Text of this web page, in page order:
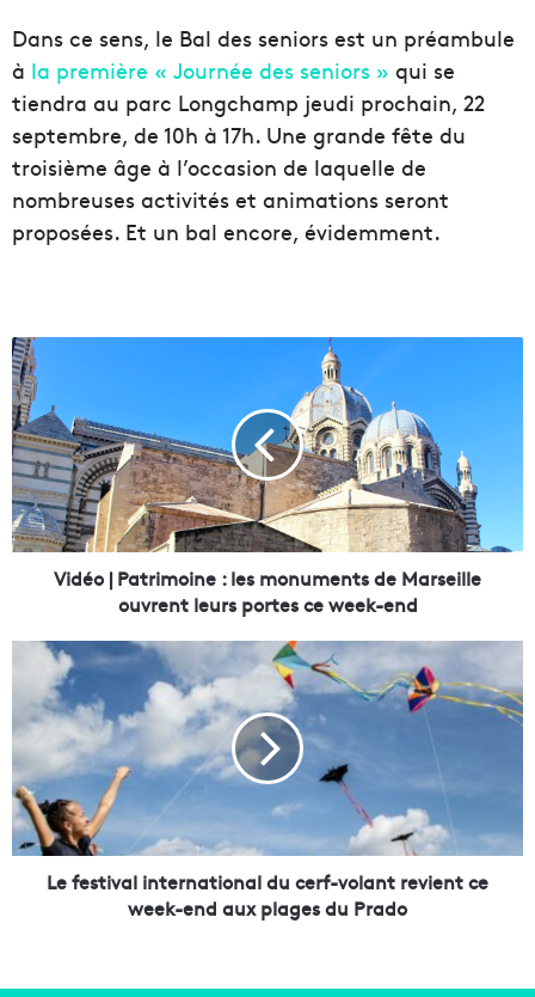
Dans ce sens, le Bal des seniors est un préambule
à la première « Journée des seniors » qui se
tiendra au parc Longchamp jeudi prochain, 22
septembre, de 10h à 17h. Une grande fête du
troisième âge à l’occasion de laquelle de
nombreuses activités et animations seront
proposées. Et un bal encore, évidemment.
V
i
d
é
o
|
P
a
t
:
l
e
s
m
Vidéo | Patrimoine : les monuments de Marseille
ouvrent leurs portes ce week-end
s
t
i
v
a
Le festival international du cerf-volant revient ce
week-end aux plages du Prado